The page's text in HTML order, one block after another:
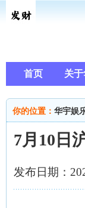
首页 关
你的位置： 华宇娱
7月10日
发布日期：